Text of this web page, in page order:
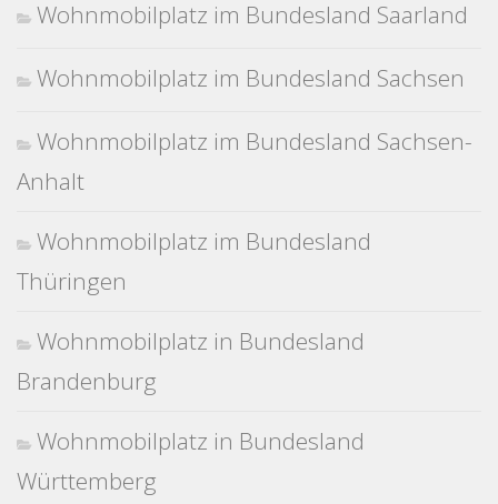
Wohnmobilplatz im Bundesland Saarland
Wohnmobilplatz im Bundesland Sachsen
Wohnmobilplatz im Bundesland Sachsen-
Anhalt
Wohnmobilplatz im Bundesland
Thüringen
Wohnmobilplatz in Bundesland
Brandenburg
Wohnmobilplatz in Bundesland
Württemberg